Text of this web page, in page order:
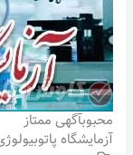
محبوبآگهی ممتاز
آزمایشگاه